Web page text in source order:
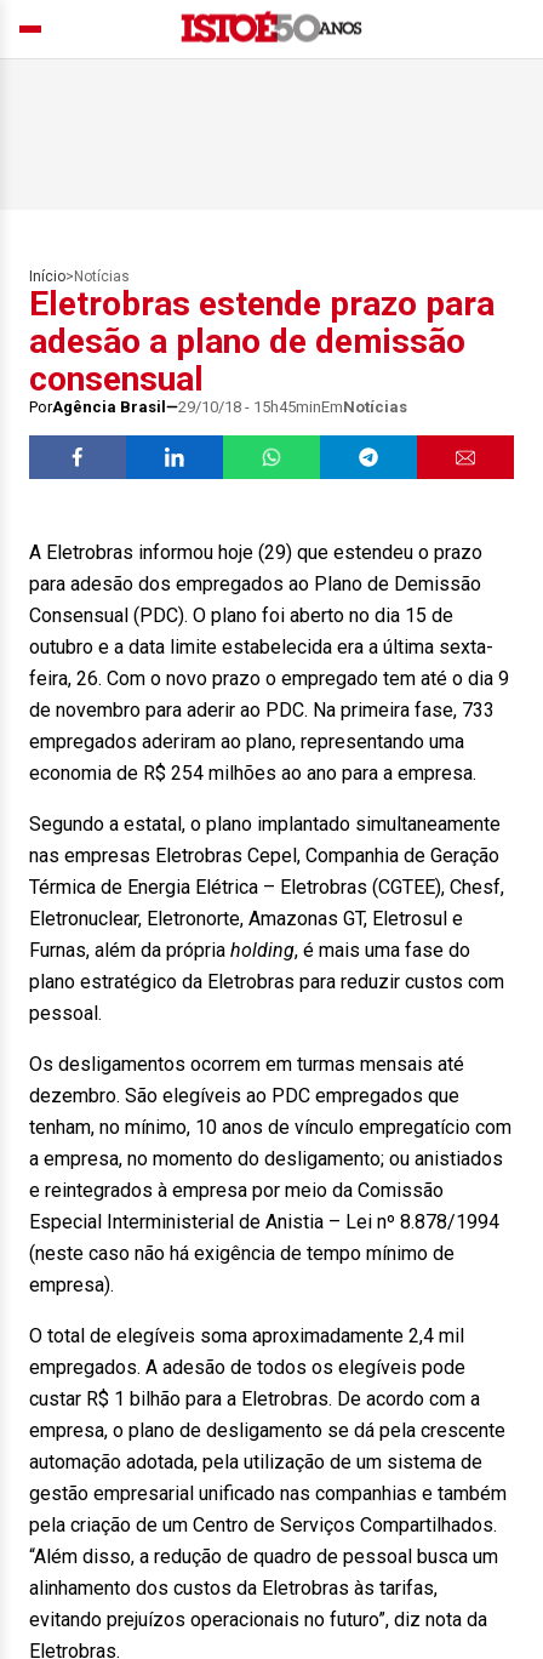
Início> Notícias
Eletrobras estende prazo para
adesão a plano de demissão
consensual
PorAgência Brasil 29/10/18 - 15h45minEmNotícias
A Eletrobras informou hoje (29) que estendeu o prazo
para adesão dos empregados ao Plano de Demissão
Consensual (PDC). O plano foi aberto no dia 15 de
outubro e a data limite estabelecida era a última sexta-
feira, 26. Com o novo prazo o empregado tem até o dia 9
de novembro para aderir ao PDC. Na primeira fase, 733
empregados aderiram ao plano, representando uma
economia de R$ 254 milhões ao ano para a empresa.
Segundo a estatal, o plano implantado simultaneamente
nas empresas Eletrobras Cepel, Companhia de Geração
Térmica de Energia Elétrica – Eletrobras (CGTEE), Chesf,
Eletronuclear, Eletronorte, Amazonas GT, Eletrosul e
Furnas, além da própria holding, é mais uma fase do
plano estratégico da Eletrobras para reduzir custos com
pessoal.
Os desligamentos ocorrem em turmas mensais até
dezembro. São elegíveis ao PDC empregados que
tenham, no mínimo, 10 anos de vínculo empregatício com
a empresa, no momento do desligamento; ou anistiados
e reintegrados à empresa por meio da Comissão
Especial Interministerial de Anistia – Lei nº 8.878/1994
(neste caso não há exigência de tempo mínimo de
empresa).
O total de elegíveis soma aproximadamente 2,4 mil
empregados. A adesão de todos os elegíveis pode
custar R$ 1 bilhão para a Eletrobras. De acordo com a
empresa, o plano de desligamento se dá pela crescente
automação adotada, pela utilização de um sistema de
gestão empresarial unificado nas companhias e também
pela criação de um Centro de Serviços Compartilhados.
“Além disso, a redução de quadro de pessoal busca um
alinhamento dos custos da Eletrobras às tarifas,
evitando prejuízos operacionais no futuro”, diz nota da
Eletrobras.